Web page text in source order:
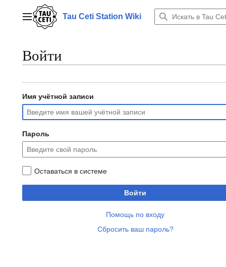
содержаниюГлавное менюTau Ceti Station Wiki
Войти
Имя учётной записи
Пароль
Оставаться в системе
Войти
Помощь по входу
Сбросить ваш пароль?